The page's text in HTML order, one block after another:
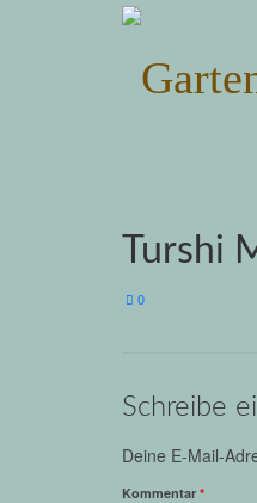
Turshi
0
Schreibe
Deine E-Mail-
Kommentar *